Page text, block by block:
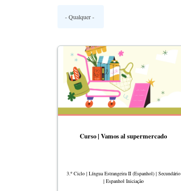
Curso | Vamos al supermercado
3.º Ciclo | Língua Estrangeira II (Espanhol) | Secundário
| Espanhol Iniciação